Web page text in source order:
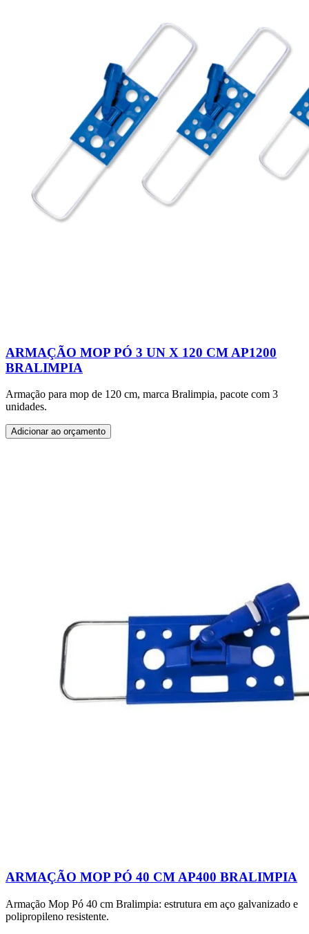
ARMAÇÃO MOP PÓ 3 UN X 120 CM AP1200
BRALIMPIA
Armação para mop de 120 cm, marca Bralimpia, pacote com 3
unidades.
Adicionar ao orçamento
ARMAÇÃO MOP PÓ 40 CM AP400 BRALIMPIA
Armação Mop Pó 40 cm Bralimpia: estrutura em aço galvanizado e
polipropileno resistente.